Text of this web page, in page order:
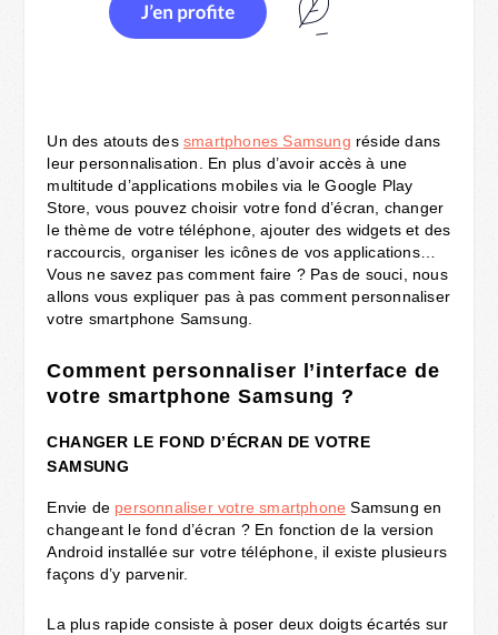
Un des atouts dessmartphones Samsung réside dans
leur personnalisation. En plus d’avoir accès à une
multitude d’applications mobiles via le Google Play
Store, vous pouvez choisir votre fond d’écran, changer
le thème de votre téléphone, ajouter des widgets et des
raccourcis, organiser les icônes de vos applications…
Vous ne savez pas comment faire ? Pas de souci, nous
allons vous expliquer pas à pas comment personnaliser
votre smartphone Samsung.
Comment personnaliser l’interface de
votre smartphone Samsung ?
CHANGER LE FOND D’ÉCRAN DE VOTRE
SAMSUNG
Envie de personnaliser votre smartphone Samsung en
changeant le fond d’écran ? En fonction de la version
Android installée sur votre téléphone, il existe plusieurs
façons d’y parvenir.
La plus rapide consiste à poser deux doigts écartés sur